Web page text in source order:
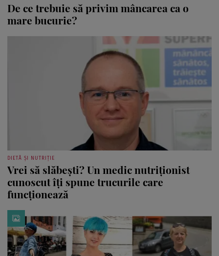
De ce trebuie să privim mâncarea ca o
mare bucurie?
DIETĂ ȘI NUTRIȚIE
Vrei să slăbești? Un medic nutriționist
cunoscut îți spune trucurile care
funcționează